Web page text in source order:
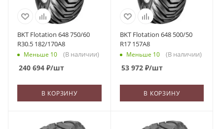
BKT Flotation 648 750/60
R30.5 182/170A8
Меньше 10 (В наличии)
240 694 ₽/шт
В КОРЗИНУ
BKT Flotation 648 500/50
R17 157A8
Меньше 10 (В наличии)
53 972₽/шт
В КОРЗИНУ